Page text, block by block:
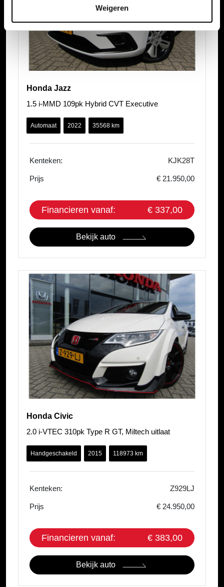
Weigeren
Honda Jazz
1.5 i-MMD 109pk Hybrid CVT Executive
Automaat 2022 35568 km
Kenteken: KJK28T
Prijs € 21.950,00
Financieren vanaf: € 337,00
Bekijk auto
Honda Civic
2.0 i-VTEC 310pk Type R GT, Miltech uitlaat
Handgeschakeld 2015 118973 km
Kenteken: Z929LJ
Prijs € 24.950,00
Financieren vanaf: € 383,00
Bekijk auto